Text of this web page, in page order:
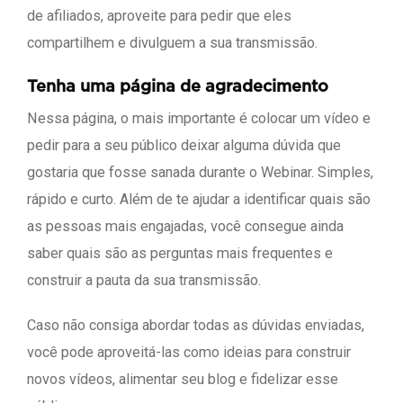
de afiliados, aproveite para pedir que eles
compartilhem e divulguem a sua transmissão.
Tenha uma página de agradecimento
Nessa página, o mais importante é colocar um vídeo e
pedir para a seu público deixar alguma dúvida que
gostaria que fosse sanada durante o Webinar. Simples,
rápido e curto. Além de te ajudar a identificar quais são
as pessoas mais engajadas, você consegue ainda
saber quais são as perguntas mais frequentes e
construir a pauta da sua transmissão.
Caso não consiga abordar todas as dúvidas enviadas,
você pode aproveitá-las como ideias para construir
novos vídeos, alimentar seu blog e fidelizar esse